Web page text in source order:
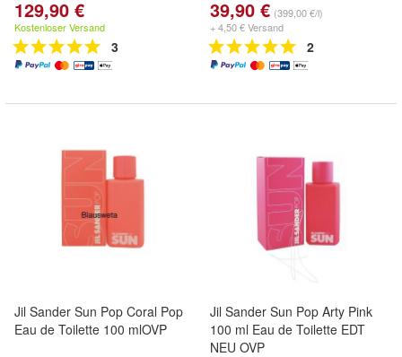
129,90 €
Kostenloser Versand
3
39,90 € (399,00 €/l)
+ 4,50 € Versand
2
Jil Sander Sun Pop Coral Pop
Eau de Toilette 100 mlOVP
Jil Sander Sun Pop Arty Pink
100 ml Eau de Toilette EDT
NEU OVP